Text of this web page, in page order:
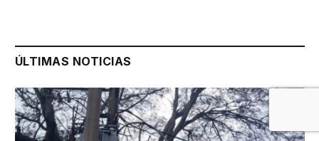
ÚLTIMAS NOTICIAS